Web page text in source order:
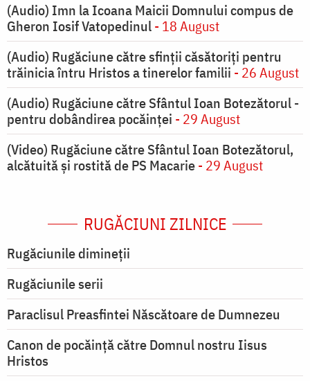
(Audio) Imn la Icoana Maicii Domnului compus de
Gheron Iosif Vatopedinul- 18 August
(Audio) Rugăciune către sfinții căsătoriți pentru
trăinicia întru Hristos a tinerelor familii - 26 August
(Audio) Rugăciune către Sfântul Ioan Botezătorul -
pentru dobândirea pocăinței - 29 August
(Video) Rugăciune către Sfântul Ioan Botezătorul,
alcătuită și rostită de PS Macarie- 29 August
RUGĂCIUNI ZILNICE
Rugăciunile dimineții
Rugăciunile serii
Paraclisul Preasfintei Născătoare de Dumnezeu
Canon de pocăință către Domnul nostru Iisus
Hristos